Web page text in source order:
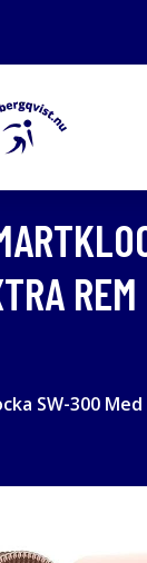
REM
SW-300